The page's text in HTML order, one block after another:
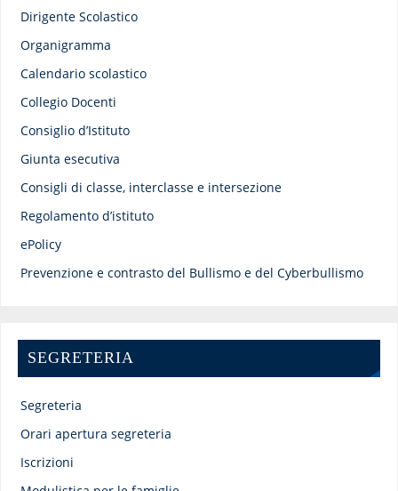
Dirigente Scolastico
Organigramma
Calendario scolastico
Collegio Docenti
Consiglio d’Istituto
Giunta esecutiva
Consigli di classe, interclasse e intersezione
Regolamento d’istituto
ePolicy
Prevenzione e contrasto del Bullismo e del Cyberbullismo
SEGRETERIA
Segreteria
Orari apertura segreteria
Iscrizioni